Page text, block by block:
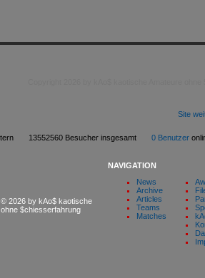
Site
13552560 Besucher insgesamt 0 Benutzer
2026 by kAo$ kaotische
$chiesserfahrung
NAVIGATION
News
Archive
Articles
Teams
Matches